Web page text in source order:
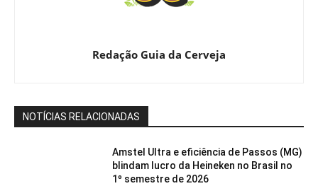
Redação Guia da Cerveja
NOTÍCIAS RELACIONADAS
Amstel Ultra e eficiência de Passos (MG)
blindam lucro da Heineken no Brasil no
1º semestre de 2026